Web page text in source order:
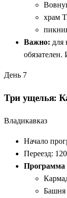
храм
Важно: для
День 7
Три ущелья:
Владикавказ
Начало
Переезд:
Программа
Башня